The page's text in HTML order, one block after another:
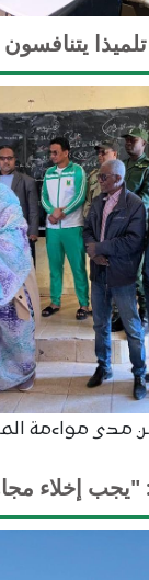
مدى مواءمة
مجاهر